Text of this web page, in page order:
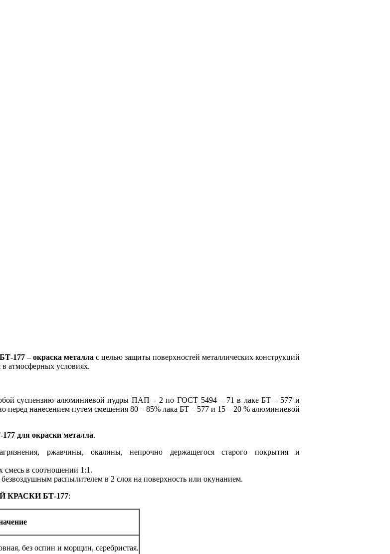
177 – окраска металла с целью защиты поверхностей металлических конструкций
атмосферных условиях.
суспензию алюминиевой пудры ПАП – 2 по ГОСТ 5494 – 71 в лаке БТ – 577 и
перед нанесением путем смешения 80 – 85% лака БТ – 577 и 15 – 20 % алюминиевой
для окраски металла.
ржавчины, окалины, непрочно держащегося старого покрытия и
смесь в соотношении 1:1.
распылителем в 2 слоя на поверхность или окунанием.
БТ-177:
без оспин и морщин, серебристая.